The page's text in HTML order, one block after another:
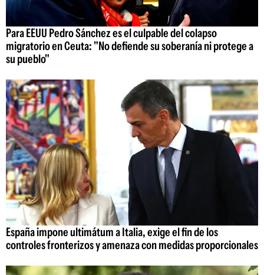
Para EEUU Pedro Sánchez es el culpable del colapso
migratorio en Ceuta: "No defiende su soberanía ni protege a
su pueblo"
España impone ultimátum a Italia, exige el fin de los
controles fronterizos y amenaza con medidas proporcionales